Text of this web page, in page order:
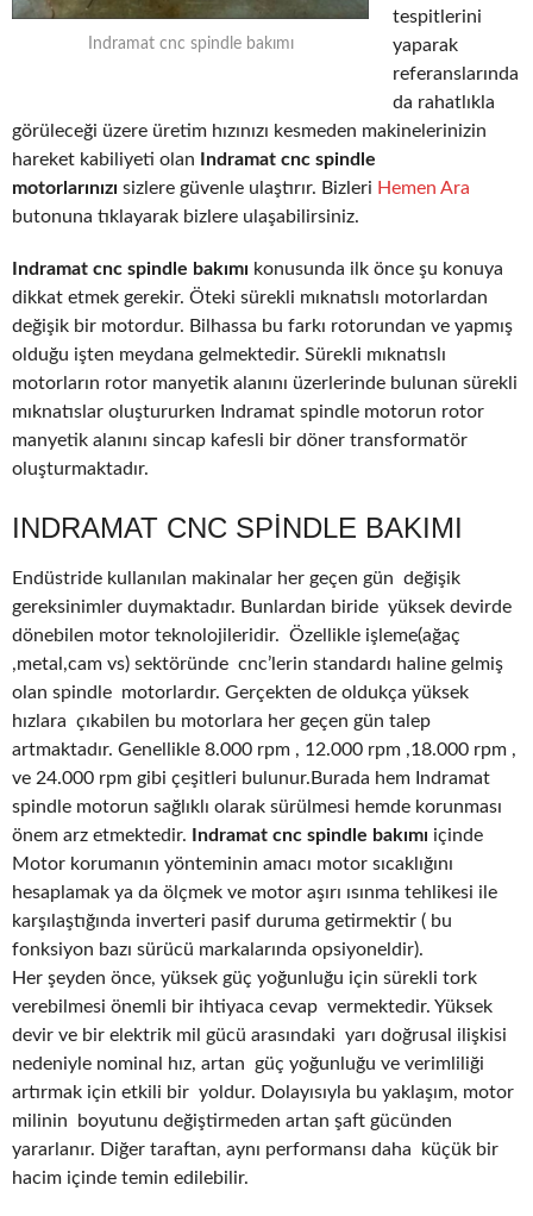
Indramat cnc spindle bakımı
tespitlerini
yaparak
referanslarında
da rahatlıkla
görüleceği üzere üretim hızınızı kesmeden makinelerinizin
hareket kabiliyeti olan Indramat cnc spindle
motorlarınızı sizlere güvenle ulaştırır. Bizleri Hemen Ara
butonuna tıklayarak bizlere ulaşabilirsiniz.
Indramat cnc spindle bakımı konusunda ilk önce şu konuya
dikkat etmek gerekir. Öteki sürekli mıknatıslı motorlardan
değişik bir motordur. Bilhassa bu farkı rotorundan ve yapmış
olduğu işten meydana gelmektedir. Sürekli mıknatıslı
motorların rotor manyetik alanını üzerlerinde bulunan sürekli
mıknatıslar oluştururken Indramat spindle motorun rotor
manyetik alanını sincap kafesli bir döner transformatör
oluşturmaktadır.
INDRAMAT CNC SPINDLE BAKIMI
Endüstride kullanılan makinalar her geçen gün değişik
gereksinimler duymaktadır. Bunlardan biride yüksek devirde
dönebilen motor teknolojileridir. Özellikle işleme(ağaç
,metal,cam vs) sektöründe cnc’lerin standardı haline gelmiş
olan spindle motorlardır. Gerçekten de oldukça yüksek
hızlara çıkabilen bu motorlara her geçen gün talep
artmaktadır. Genellikle 8.000 rpm , 12.000 rpm ,18.000 rpm ,
ve 24.000 rpm gibi çeşitleri bulunur.Burada hem Indramat
spindle motorun sağlıklı olarak sürülmesi hemde korunması
önem arz etmektedir. Indramat cnc spindle bakımı içinde
Motor korumanın yönteminin amacı motor sıcaklığını
hesaplamak ya da ölçmek ve motor aşırı ısınma tehlikesi ile
karşılaştığında inverteri pasif duruma getirmektir ( bu
fonksiyon bazı sürücü markalarında opsiyoneldir).
Her şeyden önce, yüksek güç yoğunluğu için sürekli tork
verebilmesi önemli bir ihtiyaca cevap vermektedir. Yüksek
devir ve bir elektrik mil gücü arasındaki yarı doğrusal ilişkisi
nedeniyle nominal hız, artan güç yoğunluğu ve verimliliği
artırmak için etkili bir yoldur. Dolayısıyla bu yaklaşım, motor
milinin boyutunu değiştirmeden artan şaft gücünden
yararlanır. Diğer taraftan, aynı performansı daha küçük bir
hacim içinde temin edilebilir.